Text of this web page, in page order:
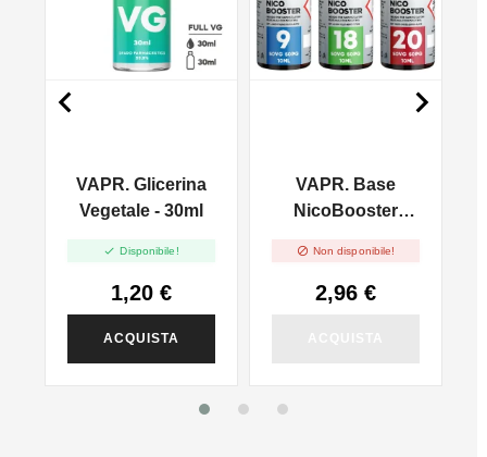
VAPR. Glicerina
Vegetale - 30ml
 Disponibile!
1,20 €
ACQUISTA
VAPR. Base
NicoBooster
 Non disponibile!
2,96 €
 